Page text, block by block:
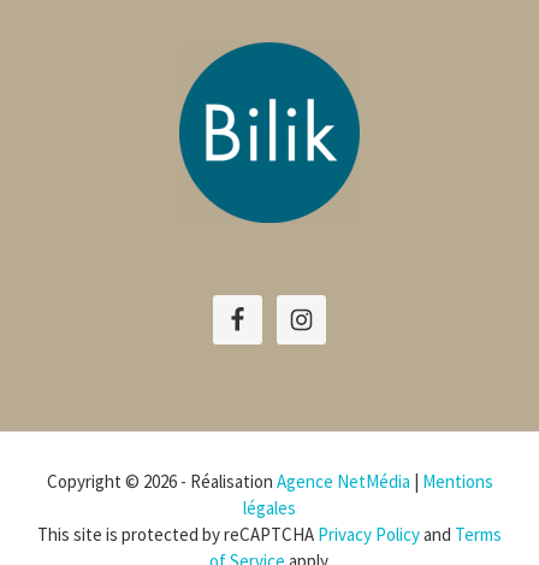
Copyright © 2026 - Réalisation Agence NetMédia | Mentions
légales
This site is protected by reCAPTCHA Privacy Policyand Terms